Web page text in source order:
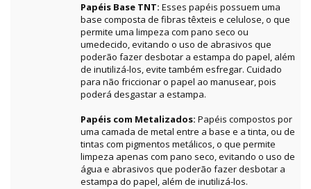
Papéis Base TNT: Esses papéis possuem uma
base composta de fibras têxteis e celulose, o que
permite uma limpeza com pano seco ou
umedecido, evitando o uso de abrasivos que
poderão fazer desbotar a estampa do papel, além
de inutilizá-los, evite também esfregar. Cuidado
para não friccionar o papel ao manusear, pois
poderá desgastar a estampa.
Papéis com Metalizados: Papéis compostos por
uma camada de metal entre a base e a tinta, ou de
tintas com pigmentos metálicos, o que permite
limpeza apenas com pano seco, evitando o uso de
água e abrasivos que poderão fazer desbotar a
estampa do papel, além de inutilizá-los.